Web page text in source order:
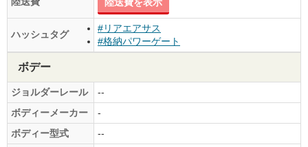
ハッシュタグ
#リアエアサス
#格納パワーゲート
ボデー
ジョルダーレール
--
ボディーメーカー
-
ボディー型式
--